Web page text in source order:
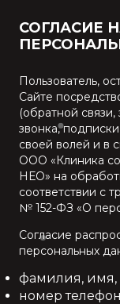
СОГЛАСИЕ
Пользователь,
Сайте
(обратной
звонка,
своей волей и в
ООО «Клиника
НЕО» на
соответствии с
№ 152-ФЗ «О
Согласие
персональных
фамилия, имя,
номер